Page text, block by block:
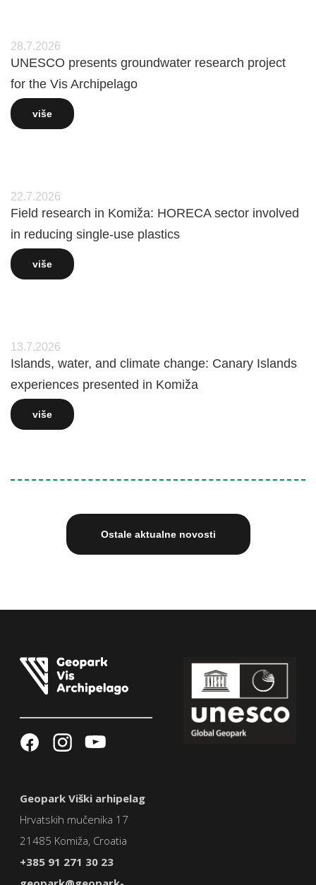
28.7.2026
UNESCO presents groundwater research project
for the Vis Archipelago
više
22.7.2026
Field research in Komiža: HORECA sector involved
in reducing single-use plastics
više
13.7.2026
Islands, water, and climate change: Canary Islands
experiences presented in Komiža
više
Ostale aktualne novosti
Geopark Viški arhipelag
Hrvatskih mučenika 17
21485 Komiža, Croatia
+385 91 271 30 23